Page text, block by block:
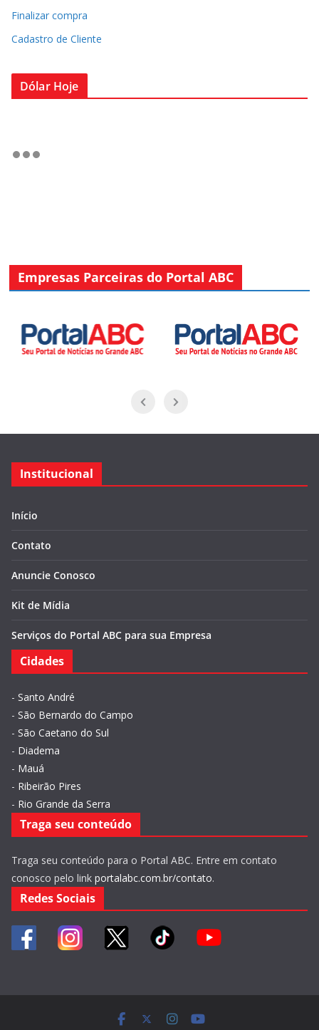
Finalizar compra
Cadastro de Cliente
Dólar Hoje
Empresas Parceiras do Portal ABC
Institucional
Início
Contato
Anuncie Conosco
Kit de Mídia
Serviços do Portal ABC para sua Empresa
Cidades
- Santo André
- São Bernardo do Campo
- São Caetano do Sul
- Diadema
- Mauá
- Ribeirão Pires
- Rio Grande da Serra
Traga seu conteúdo
Traga seu conteúdo para o Portal ABC. Entre em contato
conosco pelo link portalabc.com.br/contato.
Redes Sociais